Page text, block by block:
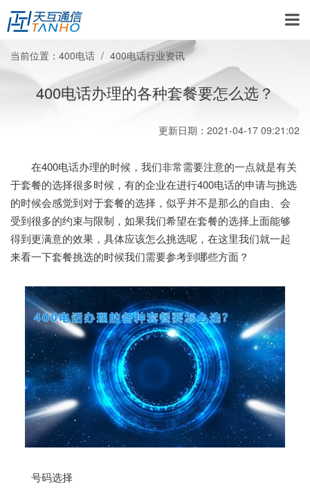
当前位置： 400电话 400电话行业资讯
400电话办理的各种套餐要怎么选？
更新日期：2021-04-17 09:21:02
在400电话办理的时候，我们非常需要注意的一点就是有关
于套餐的选择很多时候，有的企业在进行400电话的申请与挑选
的时候会感觉到对于套餐的选择，似乎并不是那么的自由、会
受到很多的约束与限制，如果我们希望在套餐的选择上面能够
得到更满意的效果，具体应该怎么挑选呢，在这里我们就一起
来看一下套餐挑选的时候我们需要参考到哪些方面？
号码选择